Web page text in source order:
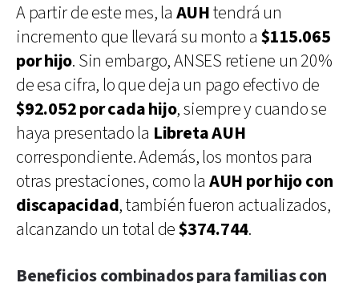
A partir de este mes, la AUHtendrá un
incremento que llevará su monto a $115.065
por hijo. Sin embargo, ANSES retiene un 20%
de esa cifra, lo que deja un pago efectivo de
$92.052 por cada hijo, siempre y cuando se
haya presentado la Libreta AUH
correspondiente. Además, los montos para
otras prestaciones, como la AUH por hijo con
discapacidad, también fueron actualizados,
alcanzando un total de$374.744.
Beneficios combinados para familias con